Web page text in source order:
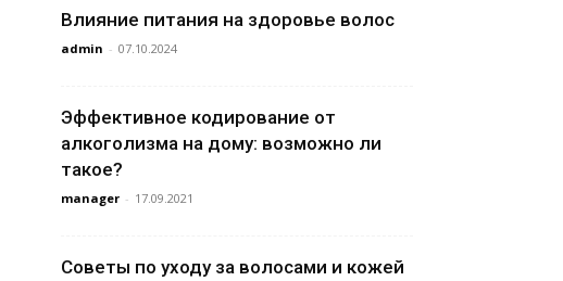
Влияние питания на здоровье волос
admin - 07.10.2024
Эффективное кодирование от
алкоголизма на дому: возможно ли
такое?
manager - 17.09.2021
Советы по уходу за волосами и кожей